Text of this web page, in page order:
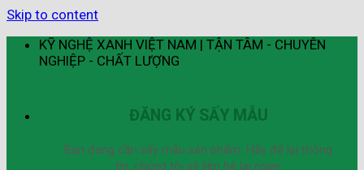
Skip to content
KỸ NGHỆ XANH VIỆT NAM | TẬN TÂM - CHUYÊN
NGHIỆP - CHẤT LƯỢNG
ĐĂNG KÝ SẤY MẪU
Bạn đang cần sấy mẫu sản phẩm. Hãy để lại thông
tin, chúng tôi sẽ liên hệ lại ngay.